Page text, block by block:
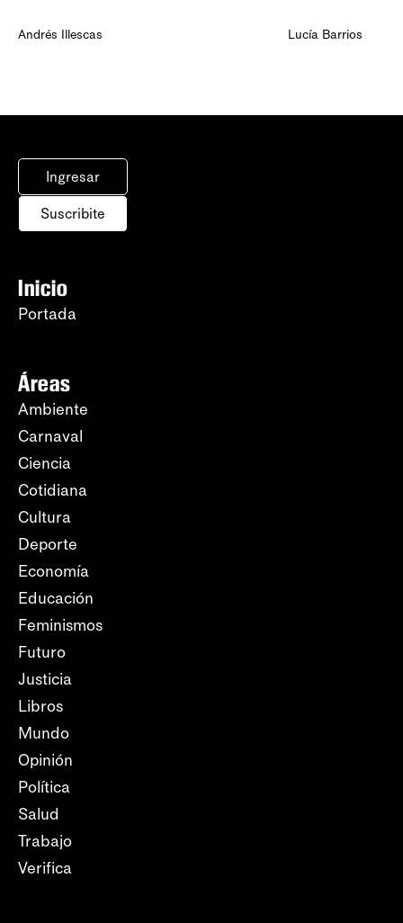
Andrés Illescas Lucía Barrios
Ingresar
Suscribite
Inicio
Portada
Áreas
Ambiente
Carnaval
Ciencia
Cotidiana
Cultura
Deporte
Economía
Educación
Feminismos
Futuro
Justicia
Libros
Mundo
Opinión
Política
Salud
Trabajo
Verifica